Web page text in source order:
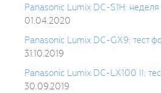
Panasonic Lumix DC-S1H:
01.04.2020
Panasonic Lumix DC-GX9: тест
31.10.2019
Panasonic Lumix DC-LX100 II:
30.09.2019